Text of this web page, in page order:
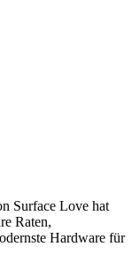
Surface Love hat
Raten,
Hardware für